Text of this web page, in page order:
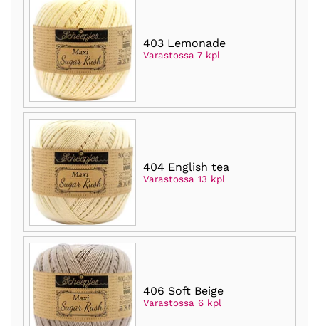
403 Lemonade
Varastossa 7 kpl
404 English tea
Varastossa 13 kpl
406 Soft Beige
Varastossa 6 kpl